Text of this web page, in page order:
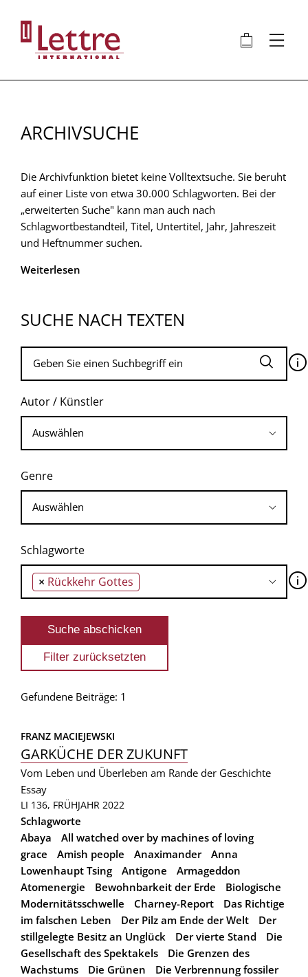
Inhalt
🛍 ⋮
ARCHIVSUCHE
Die Archivfunktion bietet keine Volltextsuche. Sie beruht
auf einer Liste von etwa 30.000 Schlagworten. Bei der
„erweiterten Suche" kann man auch nach
Schlagwortbestandteil, Titel, Untertitel, Jahr, Jahreszeit
und Heftnummer suchen.
Weiterlesen
SUCHE NACH TEXTEN
🛈
Autor / Künstler
Genre
Schlagworte
× Rückkehr Gottes 🛈
Gefundene Beiträge: 1
FRANZ MACIEJEWSKI
GARKÜCHE DER ZUKUNFT
Vom Leben und Überleben am Rande der Geschichte
Essay
LI 136, FRÜHJAHR 2022
Schlagworte
Abaya
All watched over by machines of loving
grace
Amish people Anaximander
Anna
Lowenhaupt Tsing
Antigone
Armageddon
Atomenergie
Bewohnbarkeit der Erde
Biologische
Modernitätsschwelle
Charney-Report
Das Richtige
im falschen Leben
Der Pilz am Ende der Welt
Der
stillgelegte Besitz an Unglück
Der vierte Stand
Die
Gesellschaft des Spektakels
Die Grenzen des
Wachstums
Die Grünen
Die Verbrennung fossiler